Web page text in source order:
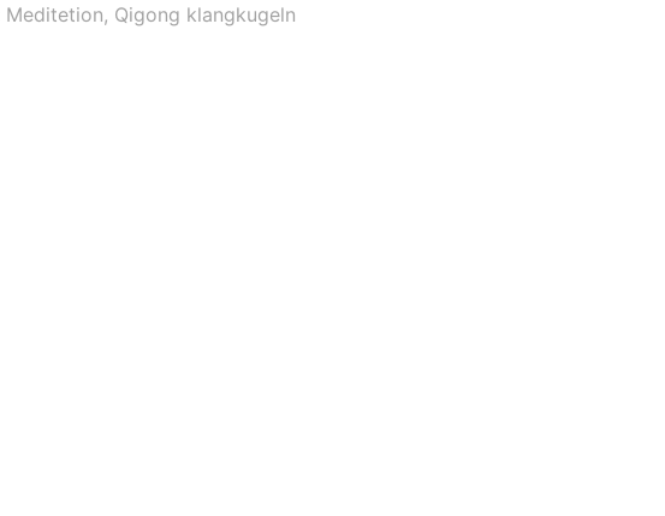
Meditetion, Qigong klangkugeln